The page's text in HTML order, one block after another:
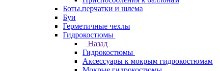
Боты,перчатки и шлема
Буи
Герметичные чехлы
Гидрокостюмы
Назад
Гидрокостюмы
Аксессуары к мокрым гидрокостюмам